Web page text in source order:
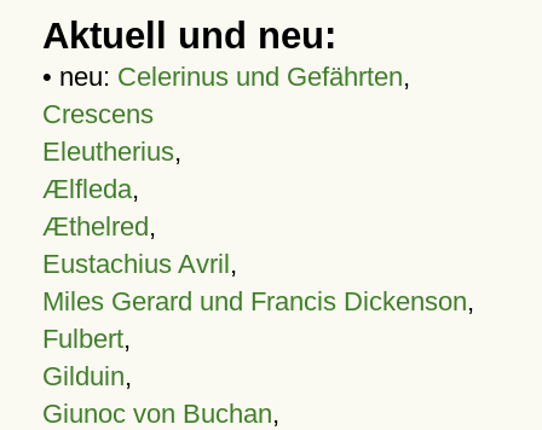
Aktuell und neu:
• neu: Celerinus und Gefährten,
Crescens
Eleutherius,
Ælfleda,
Æthelred,
Eustachius Avril,
Miles Gerard und Francis Dickenson,
Fulbert,
Gilduin,
Giunoc von Buchan,